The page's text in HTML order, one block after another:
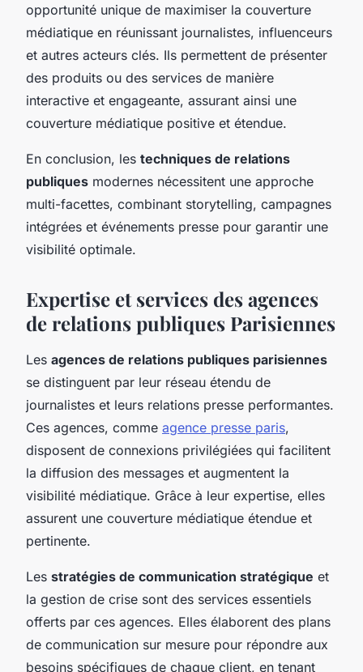
opportunité unique de maximiser la couverture
médiatique en réunissant journalistes, influenceurs
et autres acteurs clés. Ils permettent de présenter
des produits ou des services de manière
interactive et engageante, assurant ainsi une
couverture médiatique positive et étendue.
En conclusion, les techniques de relations
publiques modernes nécessitent une approche
multi-facettes, combinant storytelling, campagnes
intégrées et événements presse pour garantir une
visibilité optimale.
Expertise et services des agences
de relations publiques Parisiennes
Les agences de relations publiques parisiennes
se distinguent par leur réseau étendu de
journalistes et leurs relations presse performantes.
Ces agences, comme agence presse paris,
disposent de connexions privilégiées qui facilitent
la diffusion des messages et augmentent la
visibilité médiatique. Grâce à leur expertise, elles
assurent une couverture médiatique étendue et
pertinente.
Les stratégies de communication stratégique et
la gestion de crise sont des services essentiels
offerts par ces agences. Elles élaborent des plans
de communication sur mesure pour répondre aux
besoins spécifiques de chaque client, en tenant